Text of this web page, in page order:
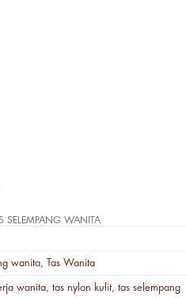
SELEMPANG WANITA
wanita, Tas Wanita
wanita, tas nylon kulit, tas selempang